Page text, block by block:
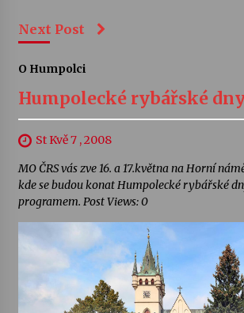
Next Post
O Humpolci
Humpolecké rybářské
St Kvě 7 , 2008
MO ČRS vás zve 16. a 17.května na Horní
kde se budou konat Humpolecké rybářské
programem. Post Views: 0